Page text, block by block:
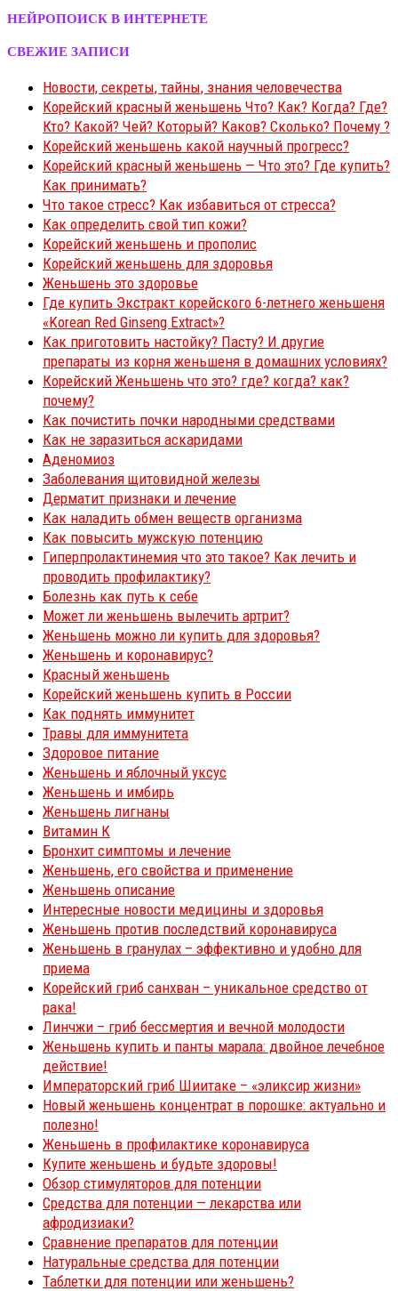
НЕЙРОПОИСК В ИНТЕРНЕТЕ
СВЕЖИЕ ЗАПИСИ
Новости, секреты, тайны, знания человечества
Корейский красный женьшень Что? Как? Когда? Где?
Кто? Какой? Чей? Который? Каков? Сколько? Почему ?
Корейский женьшень какой научный прогресс?
Корейский красный женьшень — Что это? Где купить?
Как принимать?
Что такое стресс? Как избавиться от стресса?
Как определить свой тип кожи?
Корейский женьшень и прополис
Корейский женьшень для здоровья
Женьшень это здоровье
Где купить Экстракт корейского 6-летнего женьшеня
«Korean Red Ginseng Extract»?
Как приготовить настойку? Пасту? И другие
препараты из корня женьшеня в домашних условиях?
Корейский Женьшень что это? где? когда? как?
почему?
Как почистить почки народными средствами
Как не заразиться аскаридами
Аденомиоз
Заболевания щитовидной железы
Дерматит признаки и лечение
Как наладить обмен веществ организма
Как повысить мужскую потенцию
Гиперпролактинемия что это такое? Как лечить и
проводить профилактику?
Болезнь как путь к себе
Может ли женьшень вылечить артрит?
Женьшень можно ли купить для здоровья?
Женьшень и коронавирус?
Красный женьшень
Корейский женьшень купить в России
Как поднять иммунитет
Травы для иммунитета
Здоровое питание
Женьшень и яблочный уксус
Женьшень и имбирь
Женьшень лигнаны
Витамин К
Бронхит симптомы и лечение
Женьшень, его свойства и применение
Женьшень описание
Интересные новости медицины и здоровья
Женьшень против последствий коронавируса
Женьшень в гранулах – эффективно и удобно для
приема
Корейский гриб санхван – уникальное средство от
рака!
Линчжи – гриб бессмертия и вечной молодости
Женьшень купить и панты марала: двойное лечебное
действие!
Императорский гриб Шиитаке – «эликсир жизни»
Новый женьшень концентрат в порошке: актуально и
полезно!
Женьшень в профилактике коронавируса
Купите женьшень и будьте здоровы!
Обзор стимуляторов для потенции
Средства для потенции — лекарства или
афродизиаки?
Сравнение препаратов для потенции
Натуральные средства для потенции
Таблетки для потенции или женьшень?